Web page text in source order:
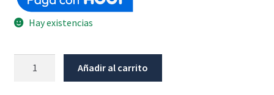
Hay existencias
Añadir al carrito